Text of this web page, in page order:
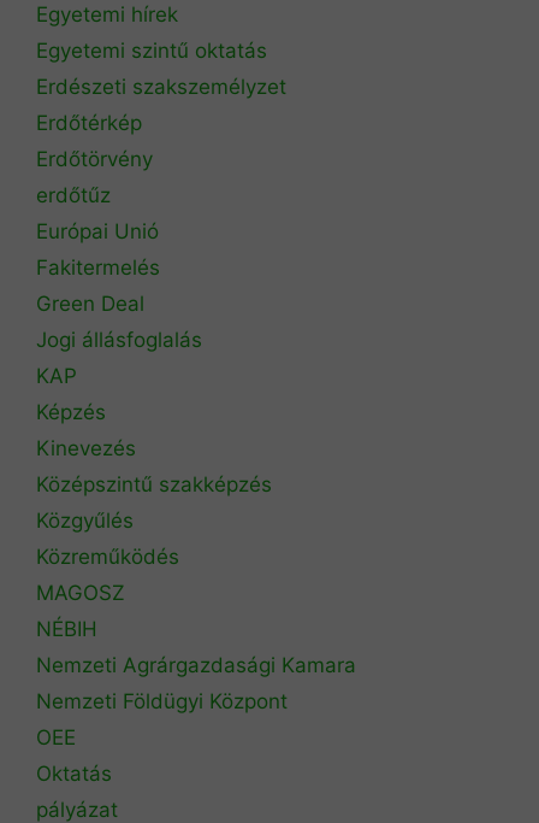
Egyetemi hírek
Egyetemi szintű oktatás
Erdészeti szakszemélyzet
Erdőtérkép
Erdőtörvény
erdőtűz
Európai Unió
Fakitermelés
Green Deal
Jogi állásfoglalás
KAP
Képzés
Kinevezés
Középszintű szakképzés
Közgyűlés
Közreműködés
MAGOSZ
NÉBIH
Nemzeti Agrárgazdasági Kamara
Nemzeti Földügyi Központ
OEE
Oktatás
pályázat